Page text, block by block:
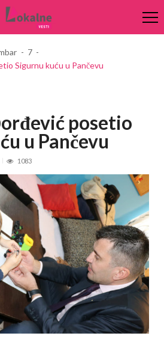
7
Sigurnu kuću u Pančevu
posetio
u Pančevu
1083